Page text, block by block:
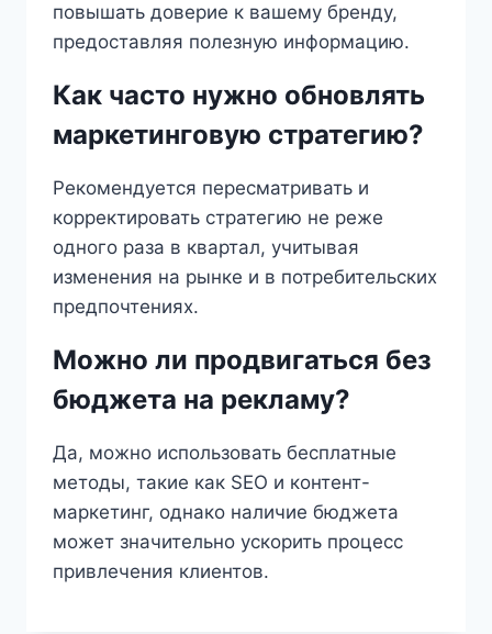
повышать доверие к вашему бренду,
предоставляя полезную информацию.
Как часто нужно обновлять
маркетинговую стратегию?
Рекомендуется пересматривать и
корректировать стратегию не реже
одного раза в квартал, учитывая
изменения на рынке и в потребительских
предпочтениях.
Можно ли продвигаться без
бюджета на рекламу?
Да, можно использовать бесплатные
методы, такие как SEO и контент-
маркетинг, однако наличие бюджета
может значительно ускорить процесс
привлечения клиентов.